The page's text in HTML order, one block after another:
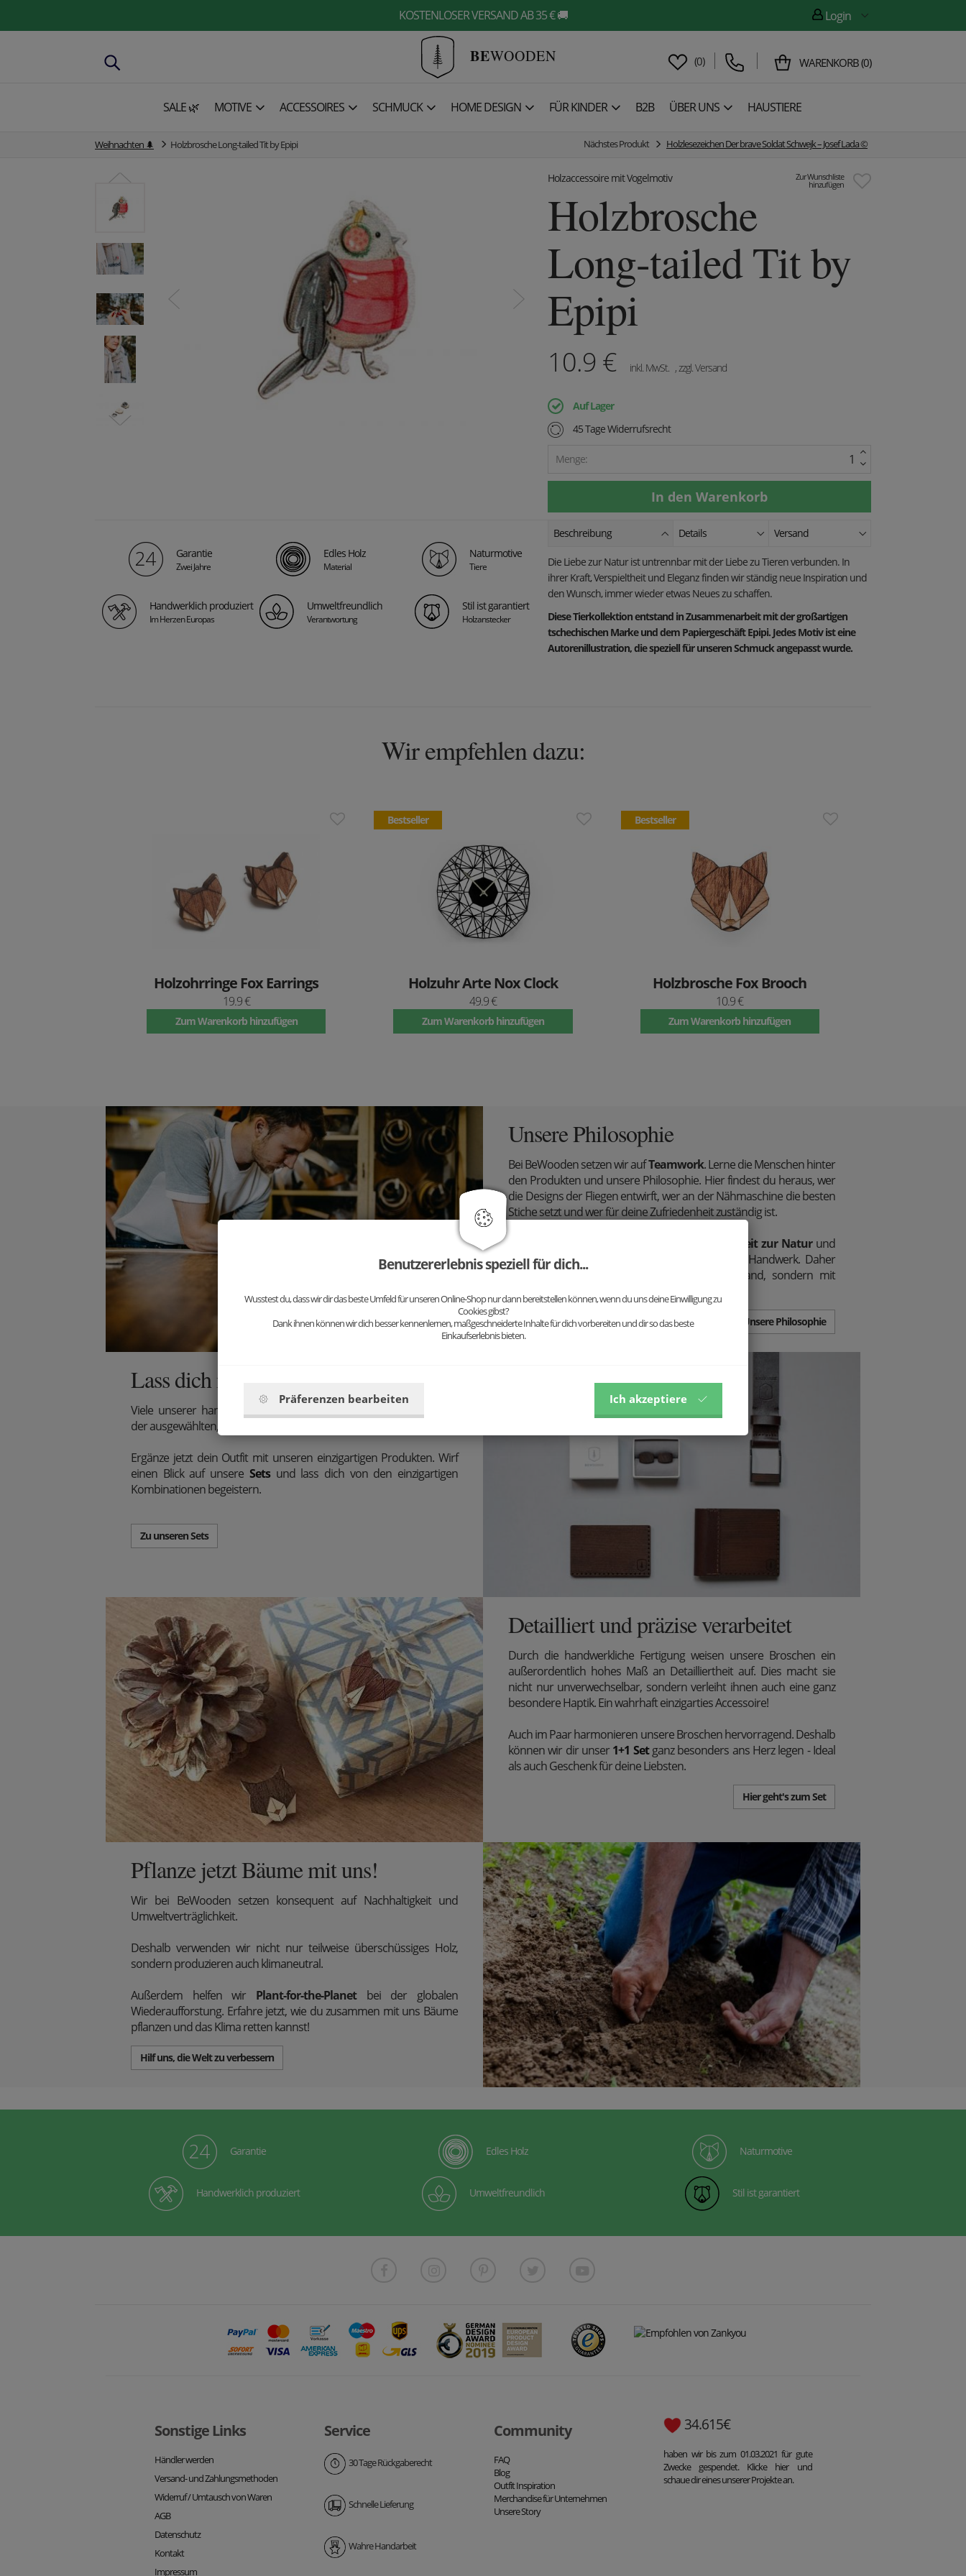
KOSTENLOSER VERSAND AB 35 € 🚚 Login
BEWOODEN (0) WARENKORB(0)
SALE 🌿 MOTIVE ACCESSOIRES SCHMUCK HOME DESIGN FÜR KINDER B2B ÜBER UNS HAUSTIERE
Weihnachten 🌲 Holzbrosche Long-tailed Tit by Epipi Nächstes Produkt Holzlesezeichen Der brave Soldat Schwejk – Josef Lada ©
Zur Wunschliste
hinzufügen
Holzaccessoire mit Vogelmotiv
Holzbrosche
Long-tailed Tit by
Epipi
10.9 € inkl. MwSt. , zzgl. Versand
Auf Lager
45 Tage Widerrufsrecht
Menge:
Garantie
Zwei Jahre
Edles Holz
Material
Naturmotive
Tiere
Handwerklich produziert
Im Herzen Europas
Umweltfreundlich
Verantwortung
Stil ist garantiert
Holzanstecker
Beschreibung Details Versand
Die Liebe zur Natur ist untrennbar mit der Liebe zu Tieren verbunden. In
ihrer Kraft, Verspieltheit und Eleganz finden wir ständig neue Inspiration und
den Wunsch, immer wieder etwas Neues zu schaffen.
Diese Tierkollektion entstand in Zusammenarbeit mit der großartigen
tschechischen Marke und dem Papiergeschäft Epipi. Jedes Motiv ist eine
Autorenillustration, die speziell für unseren Schmuck angepasst wurde.
Wir empfehlen dazu:
Holzohrringe Fox Earrings
19.9 €
Zum Warenkorb hinzufügen
Bestseller
Holzuhr Arte Nox Clock
49.9 €
Zum Warenkorb hinzufügen
Bestseller
Holzbrosche Fox Brooch
10.9 €
Zum Warenkorb hinzufügen
Unsere Philosophie
Bei BeWooden setzen wir aufTeamwork. Lerne die Menschen hinter
den Produkten und unsere Philosophie. Hier findest du heraus, wer
die Designs der Fliegen entwirft, wer an der Nähmaschine die besten
Stiche setzt und wer für deine Zufriedenheit zuständig ist.
Verbundenheit zur Naturund
deren Schätzen sowie ehrlichem, traditionellen Handwerk. Daher
erhälst du von uns keine Accessoires vom Band, sondern mit
Unsere Philosophie
Lass dich inspirieren!
Viele unserer handgefertigten Accessoires harmonieren aufgrund
der ausgewählten, passenden Holzarten großartig miteinander.
Ergänze jetzt dein Outfit mit unseren einzigartigen Produkten. Wirf
einen Blick auf unsere Setsund lass dich von den einzigartigen
Kombinationen begeistern.
Zu unseren Sets
Detailliert und präzise verarbeitet
Durch die handwerkliche Fertigung weisen unsere Broschen ein
außerordentlich hohes Maß an Detailliertheit auf. Dies macht sie
nicht nur unverwechselbar, sondern verleiht ihnen auch eine ganz
besondere Haptik. Ein wahrhaft einzigarties Accessoire!
Auch im Paar harmonieren unsere Broschen hervorragend. Deshalb
können wir dir unser 1+1 Setganz besonders ans Herz legen - Ideal
als auch Geschenk für deine Liebsten.
Hier geht's zum Set
Pflanze jetzt Bäume mit uns!
Wir bei BeWooden setzen konsequent auf Nachhaltigkeit und
Umweltverträglichkeit.
Deshalb verwenden wir nicht nur teilweise überschüssiges Holz,
sondern produzieren auch klimaneutral.
Außerdem helfen wir Plant-for-the-Planetbei der globalen
Wiederaufforstung. Erfahre jetzt, wie du zusammen mit uns Bäume
pflanzen und das Klima retten kannst!
Hilf uns, die Welt zu verbessern
Garantie Edles Holz Naturmotive
Handwerklich produziert Umweltfreundlich Stil ist garantiert
Sonstige Links
Händler werden
Versand- und Zahlungsmethoden
Widerruf / Umtausch von Waren
AGB
Datenschutz
Kontakt
Impressum
Service
30 Tage Rückgaberecht
Schnelle Lieferung
Wahre Handarbeit
Community
FAQ
Blog
Outfit Inspiration
Merchandise für Unternehmen
Unsere Story
34.615€
haben wir bis zum 01.03.2021 für gute
Zwecke gespendet. Klicke hier und
schaue dir eines unserer Projekte an.
Benutzererlebnis speziell für dich...
Wusstest du, dass wir dir das beste Umfeld für unseren Online-Shop nur dann bereitstellen können, wenn du uns deine Einwilligung zu
Cookies gibst?
Dank ihnen können wir dich besser kennenlernen, maßgeschneiderte Inhalte für dich vorbereiten und dir so das beste
Einkaufserlebnis bieten.
Präferenzen bearbeiten Ich akzeptiere